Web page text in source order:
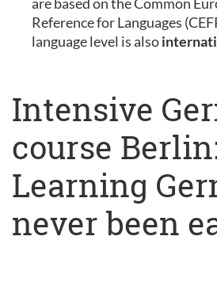
Reference for Languages
language level is also
Intensive
course
Learning
never been